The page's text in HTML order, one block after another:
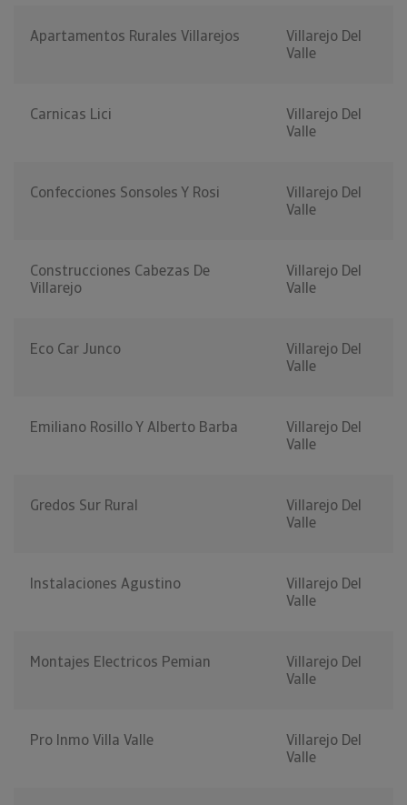
Apartamentos Rurales Villarejos
Villarejo Del
Valle
Carnicas Lici
Villarejo Del
Valle
Confecciones Sonsoles Y Rosi
Villarejo Del
Valle
Construcciones Cabezas De
Villarejo
Villarejo Del
Valle
Eco Car Junco
Villarejo Del
Valle
Emiliano Rosillo Y Alberto Barba
Villarejo Del
Valle
Gredos Sur Rural
Villarejo Del
Valle
Instalaciones Agustino
Villarejo Del
Valle
Montajes Electricos Pemian
Villarejo Del
Valle
Pro Inmo Villa Valle
Villarejo Del
Valle